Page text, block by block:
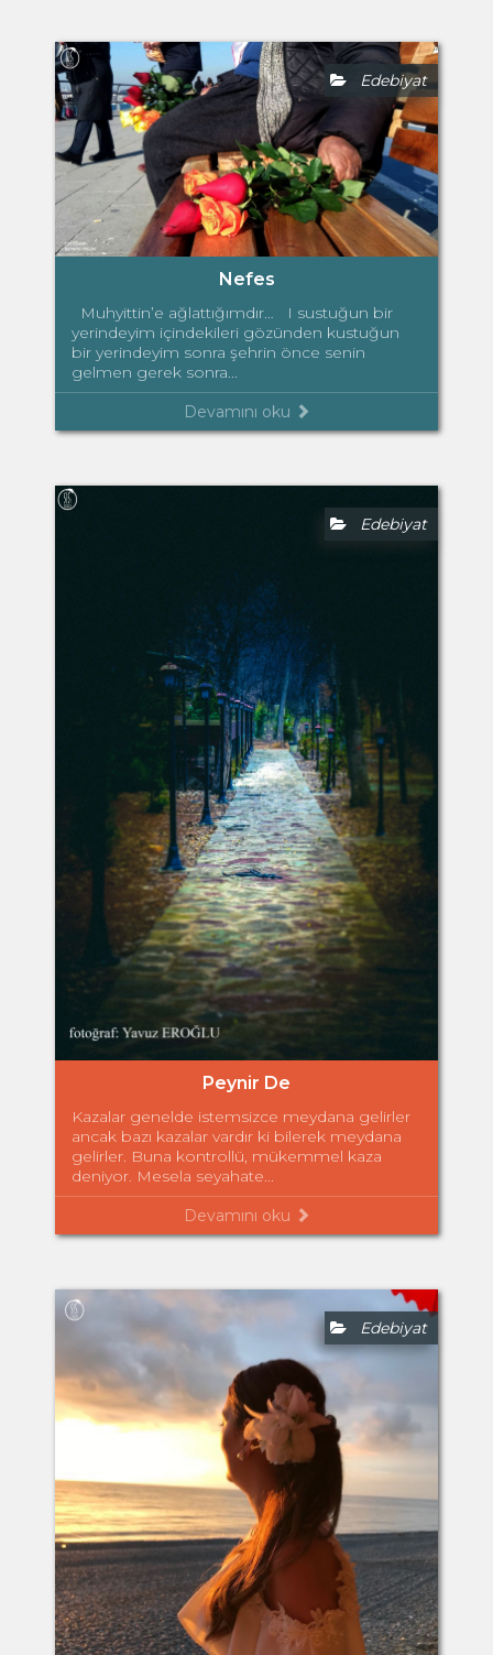
Edebiyat
Nefes
Muhyittin’e ağlattığımdır… I sustuğun bir
yerindeyim içindekileri gözünden kustuğun
bir yerindeyim sonra şehrin önce senin
gelmen gerek sonra...
Devamını oku
Edebiyat
Peynir De
Kazalar genelde istemsizce meydana gelirler
ancak bazı kazalar vardır ki bilerek meydana
gelirler. Buna kontrollü, mükemmel kaza
deniyor. Mesela seyahate...
Devamını oku
Edebiyat